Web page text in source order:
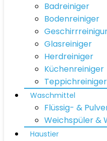
Badreiniger
Bodenreiniger
Glasreiniger
Herdreiniger
Küchenreiniger
Teppichreiniger
Waschmittel
Flüssig- &
Weichspüler &
Haustier